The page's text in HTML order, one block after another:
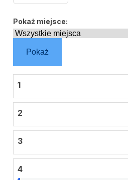
Pokaż miejsce:
Pokaż
1
2
3
4